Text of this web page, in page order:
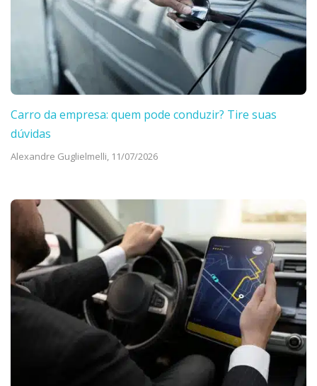
Carro da empresa: quem pode conduzir? Tire suas
dúvidas
Alexandre Guglielmelli, 11/07/2026